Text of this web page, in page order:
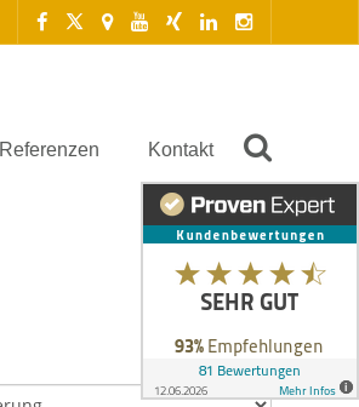
Referenzen Kontakt